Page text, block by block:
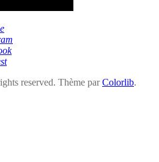
reserved. Thème parColorlib.